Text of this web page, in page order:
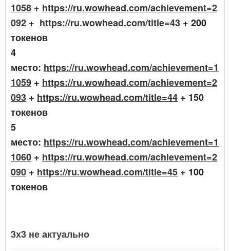
1058 + https://ru.wowhead.com/achievement=2
092 + https://ru.wowhead.com/title=43 + 200
токенов
4
место: https://ru.wowhead.com/achievement=1
1059 + https://ru.wowhead.com/achievement=2
093 + https://ru.wowhead.com/title=44 + 150
токенов
5
место: https://ru.wowhead.com/achievement=1
1060 + https://ru.wowhead.com/achievement=2
090 + https://ru.wowhead.com/title=45 + 100
токенов
3х3 не актуально